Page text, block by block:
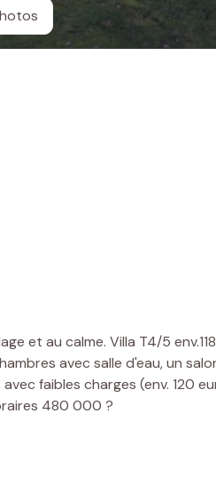
et au calme. Villa T4/5
avec salle d'eau, un
faibles charges (env. 120
480 000 ?